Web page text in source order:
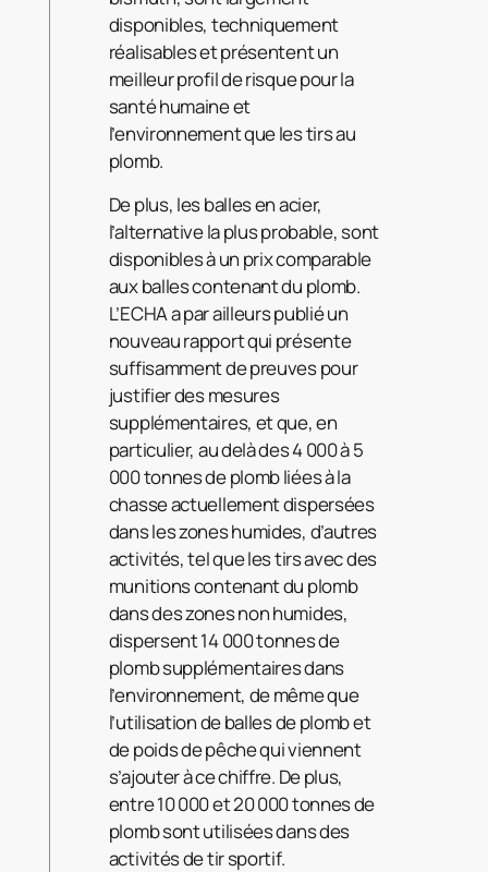
disponibles, techniquement
réalisables et présentent un
meilleur profil de risque pour la
santé humaine et
l’environnement que les tirs au
plomb.
De plus, les balles en acier,
l’alternative la plus probable, sont
disponibles à un prix comparable
aux balles contenant du plomb.
L’ECHA a par ailleurs publié un
nouveau rapport qui présente
suffisamment de preuves pour
justifier des mesures
supplémentaires, et que, en
particulier, au delà des 4 000 à 5
000 tonnes de plomb liées à la
chasse actuellement dispersées
dans les zones humides, d’autres
activités, tel que les tirs avec des
munitions contenant du plomb
dans des zones non humides,
dispersent 14 000 tonnes de
plomb supplémentaires dans
l’environnement, de même que
l’utilisation de balles de plomb et
de poids de pêche qui viennent
s’ajouter à ce chiffre. De plus,
entre 10 000 et 20 000 tonnes de
plomb sont utilisées dans des
activités de tir sportif.